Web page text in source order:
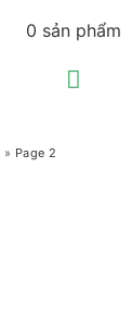
0 sản phẩm
» Page 2